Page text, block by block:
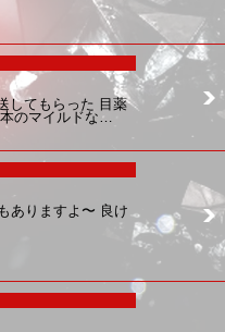
してもらった 目薬
のマイルドな…
ありますよ〜 良け